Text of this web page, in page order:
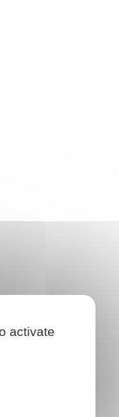
activate